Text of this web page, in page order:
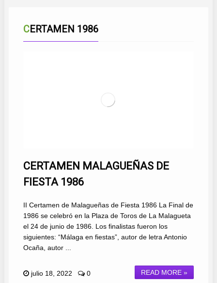
CERTAMEN 1986
CERTAMEN MALAGUEÑAS DE
FIESTA 1986
II Certamen de Malagueñas de Fiesta 1986 La Final de
1986 se celebró en la Plaza de Toros de La Malagueta
el 24 de junio de 1986. Los finalistas fueron los
siguientes: “Málaga en fiestas”, autor de letra Antonio
Ocaña, autor ...
READ MORE »
julio 18, 2022 0